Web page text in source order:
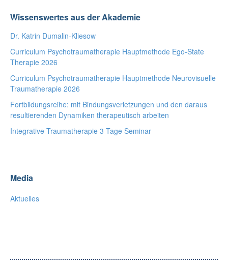
Wissenswertes aus der Akademie
Dr. Katrin Dumalin-Kliesow
Curriculum Psychotraumatherapie Hauptmethode Ego-State
Therapie 2026
Curriculum Psychotraumatherapie Hauptmethode Neurovisuelle
Traumatherapie 2026
Fortbildungsreihe: mit Bindungsverletzungen und den daraus
resultierenden Dynamiken therapeutisch arbeiten
Integrative Traumatherapie 3 Tage Seminar
Media
Aktuelles